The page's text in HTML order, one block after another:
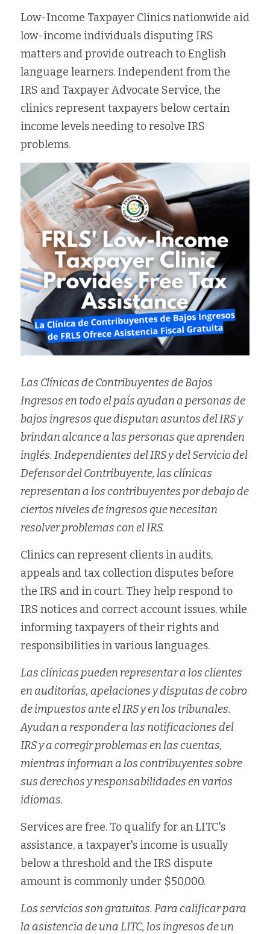
Low-Income Taxpayer Clinics nationwide aid
low-income individuals disputing IRS
matters and provide outreach to English
language learners. Independent from the
IRS and Taxpayer Advocate Service, the
clinics represent taxpayers below certain
income levels needing to resolve IRS
problems.
Las Clínicas de Contribuyentes de Bajos
Ingresos en todo el país ayudan a personas de
bajos ingresos que disputan asuntos del IRS y
brindan alcance a las personas que aprenden
inglés. Independientes del IRS y del Servicio del
Defensor del Contribuyente, las clínicas
representan a los contribuyentes por debajo de
ciertos niveles de ingresos que necesitan
resolver problemas con el IRS.
Clinics can represent clients in audits,
appeals and tax collection disputes before
the IRS and in court. They help respond to
IRS notices and correct account issues, while
informing taxpayers of their rights and
responsibilities in various languages.
Las clínicas pueden representar a los clientes
en auditorías, apelaciones y disputas de cobro
de impuestos ante el IRS y en los tribunales.
Ayudan a responder a las notificaciones del
IRS y a corregir problemas en las cuentas,
mientras informan a los contribuyentes sobre
sus derechos y responsabilidades en varios
idiomas.
Services are free. To qualify for an LITC's
assistance, a taxpayer's income is usually
below a threshold and the IRS dispute
amount is commonly under $50,000.
Los servicios son gratuitos. Para calificar para
la asistencia de una LITC, los ingresos de un